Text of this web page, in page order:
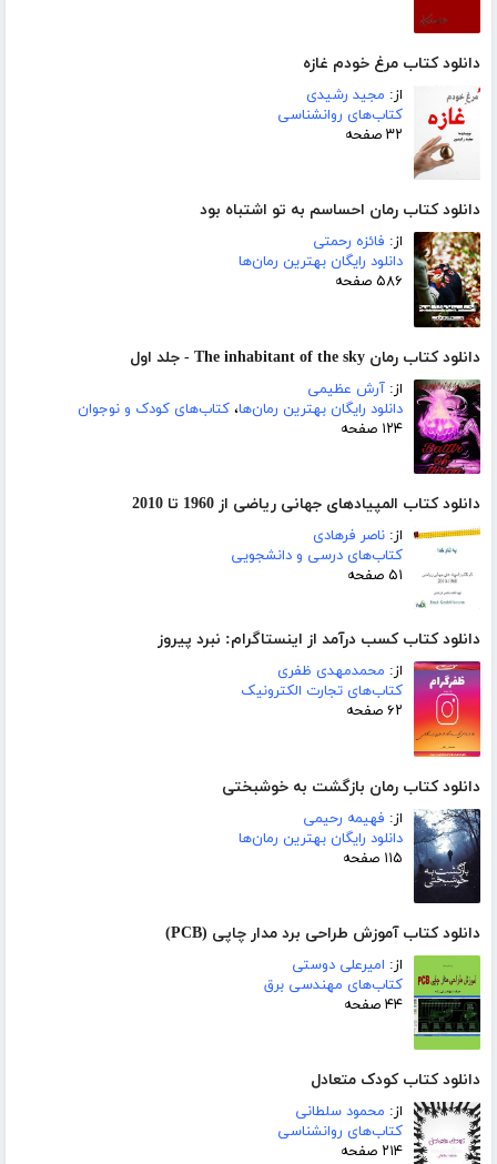
دانلود کتاب مرغ خودم غازه
از: مجید رشیدی
کتاب‌های روانشناسی
۳۲ صفحه
دانلود کتاب رمان احساسم به تو اشتباه بود
از: فائزه رحمتی
دانلود رایگان بهترین رمان‌ها
۵۸۶ صفحه
دانلود کتاب رمان The inhabitant of the sky - جلد اول
از: آرش عظیمی
دانلود رایگان بهترین رمان‌ها، کتاب‌های کودک و نوجوان
۱۲۴ صفحه
دانلود کتاب المپیادهای جهانی ریاضی از 1960 تا 2010
از: ناصر فرهادی
کتاب‌های درسی و دانشجویی
۵۱ صفحه
دانلود کتاب کسب درآمد از اینستاگرام: نبرد پیروز
از: محمدمهدی ظفری
کتاب‌های تجارت الکترونیک
۶۲ صفحه
دانلود کتاب رمان بازگشت به خوشبختی
از: فهیمه رحیمی
دانلود رایگان بهترین رمان‌ها
۱۱۵ صفحه
دانلود کتاب آموزش طراحی برد مدار چاپی (PCB)
از: امیرعلی دوستی
کتاب‌های مهندسی برق
۴۴ صفحه
دانلود کتاب کودک متعادل
از: محمود سلطانی
کتاب‌های روانشناسی
۲۱۴ صفحه